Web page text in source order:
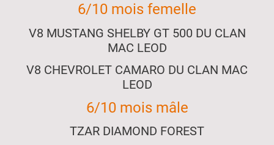
6/10 mois femelle
V8 MUSTANG SHELBY GT 500 DU CLAN
MAC LEOD
V8 CHEVROLET CAMARO DU CLAN MAC
LEOD
6/10 mois mâle
TZAR DIAMOND FOREST